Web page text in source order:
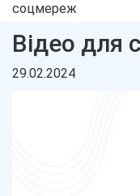
соцмереж
Відео для
29.02.2024